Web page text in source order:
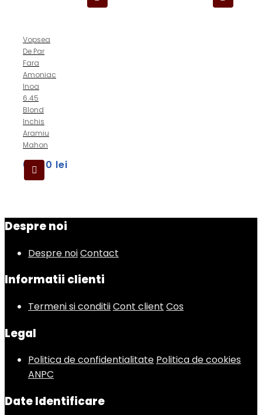
Vopsea
De Par
Fara
Amoniac
Inoa
6.45
Blond
Inchis
Aramiu
Mahon
69,00 lei
Despre noi
Despre noiContact
Informatii clienti
Termeni si conditiiCont client Cos
Legal
Politica de confidentialitate Politica de cookies
ANPC
Date Identificare